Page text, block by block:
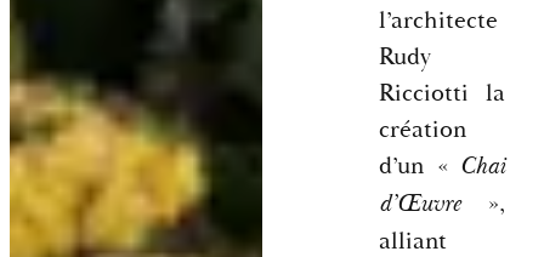
l’architecte
Rudy
Ricciotti la
création
d’un « Chai
d’Œuvre»,
alliant